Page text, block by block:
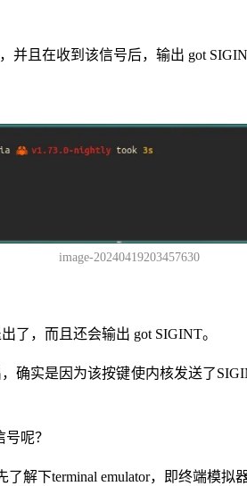
并且在收到该信号后，输出 got
image-20240419203457630
了，而且还会输出 got SIGINT。
确实是因为该按键使内核发送了
呢？
解下terminal emulator，即终端模拟